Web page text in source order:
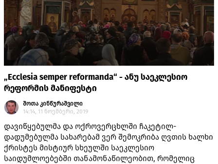
„Ecclesia semper reformanda“ - ანუ საეკლესიო
რეფორმის მანიფესტი
შოთა კინწურაშვილი
14:14, 11 ნოემბერი, 2019
დავიწყებულმა და ოქროვერცხლში ჩაკეტილ-
დადუმებულმა სახარებამ ვერ შემოკრიბა ღვთის ხალხი
ქრისტეს მისტიურ სხეულში საეკლესიო
საიდუმლოებებში თანამონაწილეობით, რომელიც